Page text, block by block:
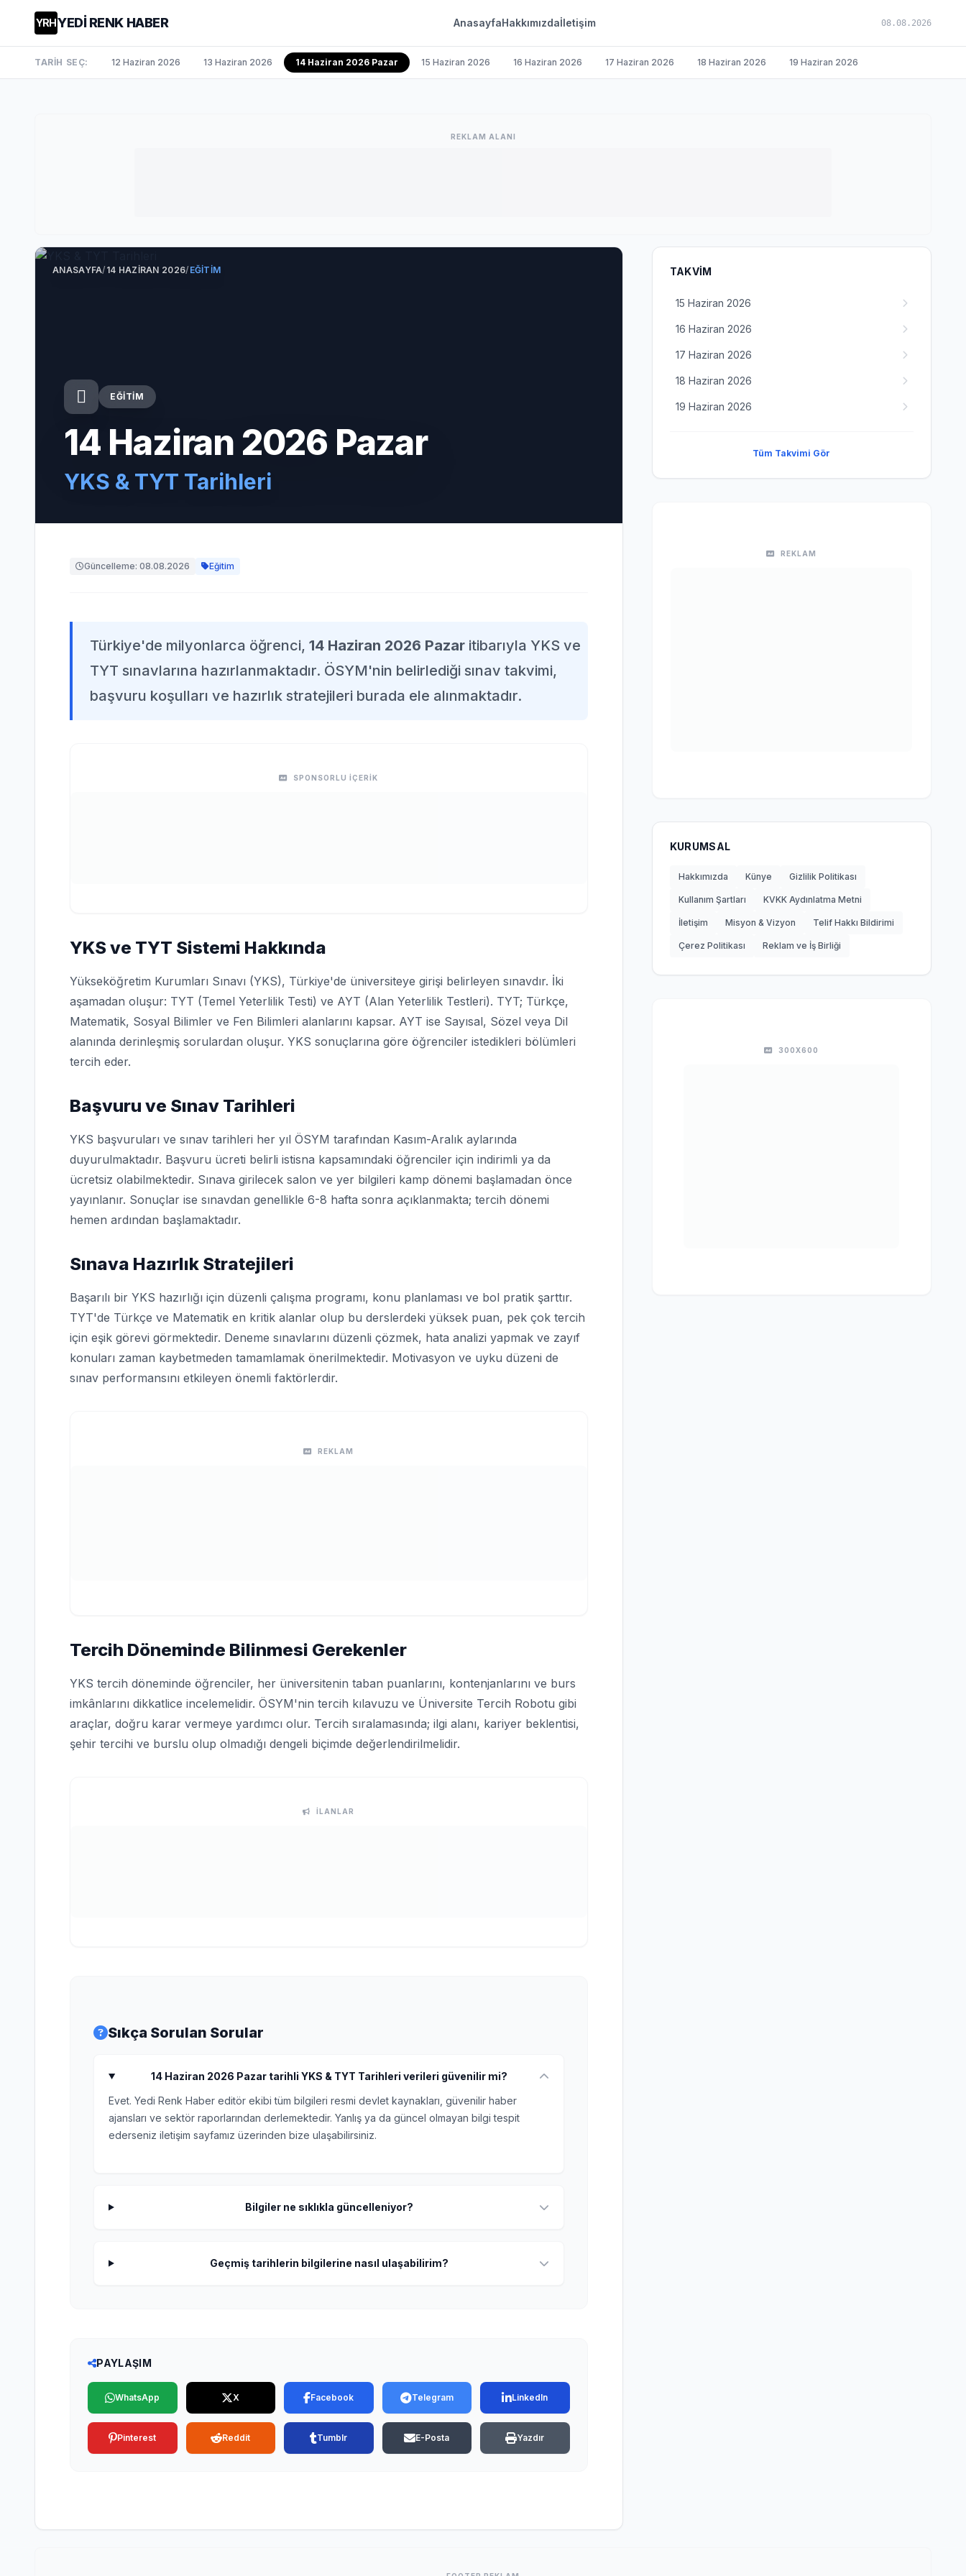
YRHYEDİ RENK HABER AnasayfaHakkımızdaİletişim 08.08.2026
TARİH SEÇ: 12 Haziran 2026 13 Haziran 2026 14 Haziran 2026 Pazar 15 Haziran 2026 16 Haziran 2026 17 Haziran 2026 18 Haziran 2026 19 Haziran 2026
REKLAM ALANI
ANASAYFA/14 HAZIRAN 2026/EĞITIM
EĞITIM
14 Haziran 2026 Pazar
YKS & TYT Tarihleri
Güncelleme: 08.08.2026 Eğitim
Türkiye'de milyonlarca öğrenci, 14 Haziran 2026 Pazar itibarıyla YKS ve
TYT sınavlarına hazırlanmaktadır. ÖSYM'nin belirlediği sınav takvimi,
başvuru koşulları ve hazırlık stratejileri burada ele alınmaktadır.
SPONSORLU İÇERİK
YKS ve TYT Sistemi Hakkında
Yükseköğretim Kurumları Sınavı (YKS), Türkiye'de üniversiteye girişi belirleyen sınavdır. İki
aşamadan oluşur: TYT (Temel Yeterlilik Testi) ve AYT (Alan Yeterlilik Testleri). TYT; Türkçe,
Matematik, Sosyal Bilimler ve Fen Bilimleri alanlarını kapsar. AYT ise Sayısal, Sözel veya Dil
alanında derinleşmiş sorulardan oluşur. YKS sonuçlarına göre öğrenciler istedikleri bölümleri
tercih eder.
Başvuru ve Sınav Tarihleri
YKS başvuruları ve sınav tarihleri her yıl ÖSYM tarafından Kasım-Aralık aylarında
duyurulmaktadır. Başvuru ücreti belirli istisna kapsamındaki öğrenciler için indirimli ya da
ücretsiz olabilmektedir. Sınava girilecek salon ve yer bilgileri kamp dönemi başlamadan önce
yayınlanır. Sonuçlar ise sınavdan genellikle 6-8 hafta sonra açıklanmakta; tercih dönemi
hemen ardından başlamaktadır.
Sınava Hazırlık Stratejileri
Başarılı bir YKS hazırlığı için düzenli çalışma programı, konu planlaması ve bol pratik şarttır.
TYT'de Türkçe ve Matematik en kritik alanlar olup bu derslerdeki yüksek puan, pek çok tercih
için eşik görevi görmektedir. Deneme sınavlarını düzenli çözmek, hata analizi yapmak ve zayıf
konuları zaman kaybetmeden tamamlamak önerilmektedir. Motivasyon ve uyku düzeni de
sınav performansını etkileyen önemli faktörlerdir.
REKLAM
Tercih Döneminde Bilinmesi Gerekenler
YKS tercih döneminde öğrenciler, her üniversitenin taban puanlarını, kontenjanlarını ve burs
imkânlarını dikkatlice incelemelidir. ÖSYM'nin tercih kılavuzu ve Üniversite Tercih Robotu gibi
araçlar, doğru karar vermeye yardımcı olur. Tercih sıralamasında; ilgi alanı, kariyer beklentisi,
şehir tercihi ve burslu olup olmadığı dengeli biçimde değerlendirilmelidir.
İLANLAR
Sıkça Sorulan Sorular
14 Haziran 2026 Pazar tarihli YKS & TYT Tarihleri verileri güvenilir mi?
Evet. Yedi Renk Haber editör ekibi tüm bilgileri resmi devlet kaynakları, güvenilir haber
ajansları ve sektör raporlarından derlemektedir. Yanlış ya da güncel olmayan bilgi tespit
ederseniz iletişim sayfamız üzerinden bize ulaşabilirsiniz.
Bilgiler ne sıklıkla güncelleniyor?
Geçmiş tarihlerin bilgilerine nasıl ulaşabilirim?
PAYLAŞIM
WhatsApp X Facebook Telegram LinkedIn
Pinterest Reddit Tumblr E-Posta Yazdır
TAKVIM
15 Haziran 2026
16 Haziran 2026
17 Haziran 2026
18 Haziran 2026
19 Haziran 2026
Tüm Takvimi Gör
REKLAM
KURUMSAL
Hakkımızda Künye Gizlilik Politikası
Kullanım Şartları KVKK Aydınlatma Metni
İletişim Misyon & Vizyon Telif Hakkı Bildirimi
Çerez Politikası Reklam ve İş Birliği
300X600